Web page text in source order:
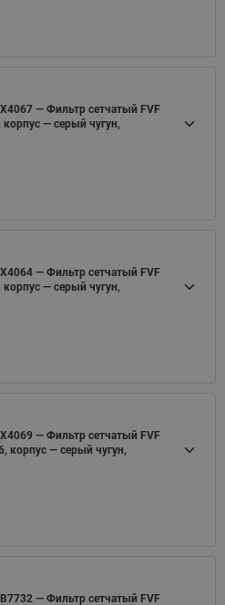
— Фильтр сетчатый FVF
корпус — серый чугун,
— Фильтр сетчатый FVF
корпус — серый чугун,
— Фильтр сетчатый FVF
корпус — серый чугун,
— Фильтр сетчатый FVF